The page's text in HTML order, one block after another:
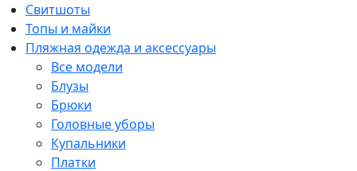
Свитшоты
Топы и майки
Пляжная одежда и аксессуары
Все модели
Блузы
Брюки
Головные уборы
Купальники
Платки